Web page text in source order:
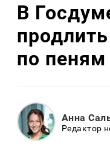
В
по
Анна
Редактор